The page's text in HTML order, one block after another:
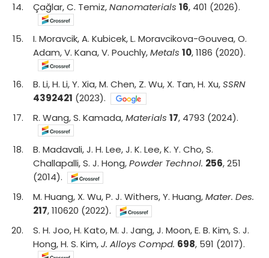
14. Çağlar, C. Temiz,Nanomaterials 16, 401 (2026).
15.
I. Moravcik, A. Kubicek, L. Moravcikova-Gouvea, O.
Adam, V. Kana, V. Pouchly,Metals 10, 1186 (2020).
16. B. Li, H. Li, Y. Xia, M. Chen, Z. Wu, X. Tan, H. Xu,SSRN
4392421 (2023).
17. R. Wang, S. Kamada,Materials 17, 4793 (2024).
18.
B. Madavali, J. H. Lee, J. K. Lee, K. Y. Cho, S.
Challapalli, S. J. Hong,Powder Technol. 256, 251
(2014).
19. M. Huang, X. Wu, P. J. Withers, Y. Huang,Mater. Des.
217, 110620 (2022).
20.
S. H. Joo, H. Kato, M. J. Jang, J. Moon, E. B. Kim, S. J.
Hong, H. S. Kim,J. Alloys Compd. 698, 591 (2017).